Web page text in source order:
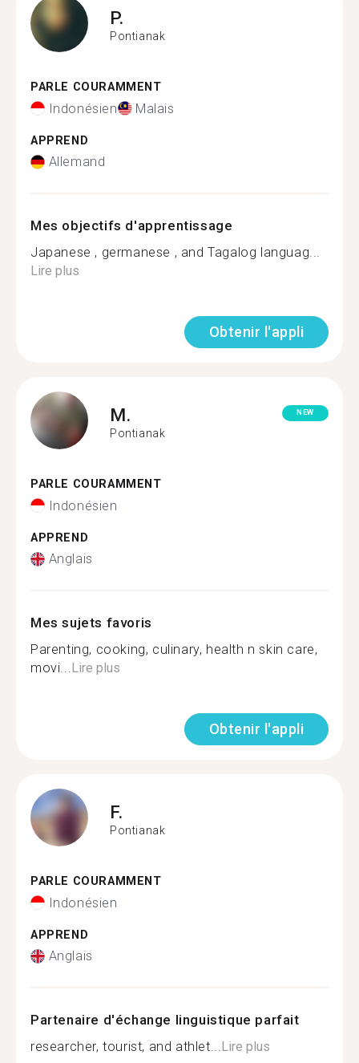
P.
Pontianak
PARLE COURAMMENT
Indonésien Malais
APPREND
Allemand
Mes objectifs d'apprentissage
Japanese , germanese , and Tagalog languag...
Lire plus
Obtenir l'appli
M.
Pontianak
NEW
PARLE COURAMMENT
Indonésien
APPREND
Anglais
Mes sujets favoris
Parenting, cooking, culinary, health n skin care,
movi...Lire plus
Obtenir l'appli
F.
Pontianak
PARLE COURAMMENT
Indonésien
APPREND
Anglais
Partenaire d'échange linguistique parfait
researcher, tourist, and athlet...Lire plus